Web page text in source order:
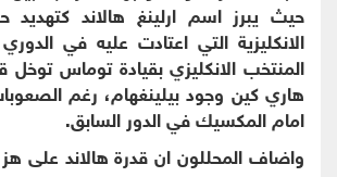
حيث يبرز اسم ارلينغ هالاند كتهديد
الانكليزية التي اعتادت عليه في
المنتخب الانكليزي بقيادة توماس
هاري كين وجود بيلينغهام، رغم
امام المكسيك في الدور السابق.
واضاف المحللون ان قدرة هالاند على